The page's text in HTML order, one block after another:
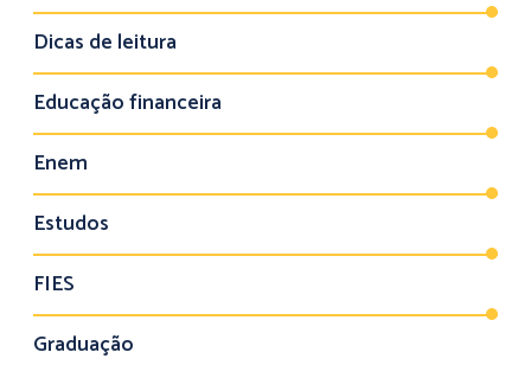
Dicas de leitura
Educação financeira
Enem
Estudos
FIES
Graduação